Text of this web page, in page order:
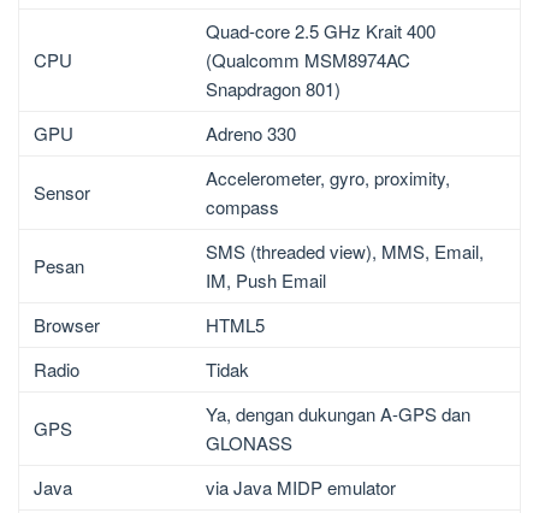
CPU
Quad-core 2.5 GHz Krait 400
(Qualcomm MSM8974AC
Snapdragon 801)
GPU
Adreno 330
Sensor
Accelerometer, gyro, proximity,
compass
Pesan
SMS (threaded view), MMS, Email,
IM, Push Email
Browser
HTML5
Radio
Tidak
GPS
Ya, dengan dukungan A-GPS dan
GLONASS
Java
via Java MIDP emulator